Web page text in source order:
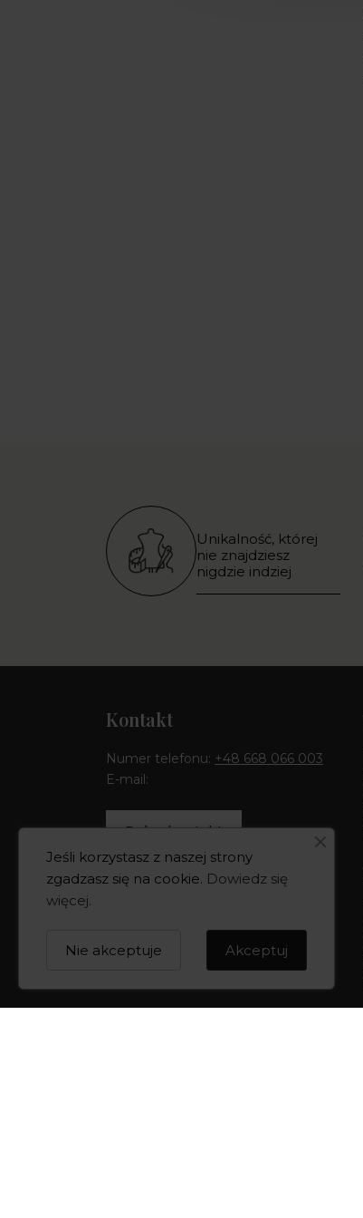
Unikalność, której
nie znajdziesz
nigdzie indziej
Kontakt
Numer telefonu: +48 668 066 003
E-mail:
Pełny kontakt
Jeśli korzystasz z naszej strony
zgadzasz się na cookie. Dowiedz się
więcej.
Akceptuj
Nie akceptuje